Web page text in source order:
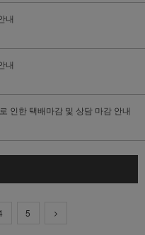
내
내
인한 택배마감 및 상담 마감 안내
5